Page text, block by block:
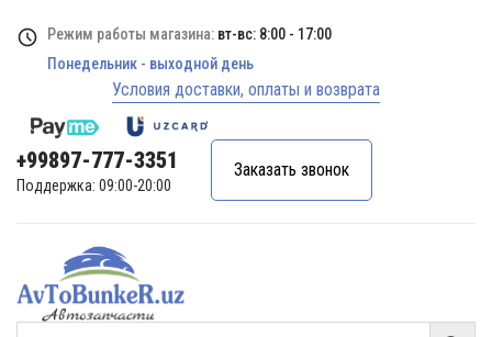
Режим работы магазина: вт-вс: 8:00 - 17:00
Понедельник - выходной день
Условия доставки, оплаты и возврата
+99897-777-3351
Поддержка: 09:00-20:00
Заказать звонок